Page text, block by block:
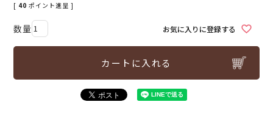
[ 40 ポイント進呈 ]
お気に入りに登録する
カートに入れる